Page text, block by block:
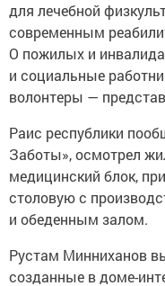
для лечебной
современным
О пожилых и
и социальные
волонтеры —
Раис республики
Заботы», осмотрел
медицинский блок,
столовую с
и обеденным залом.
Рустам Минниханов
созданные в доме-